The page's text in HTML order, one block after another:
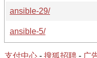
ansible-29/
ansible-5/
支付中心 - 搜狐招聘 - 广